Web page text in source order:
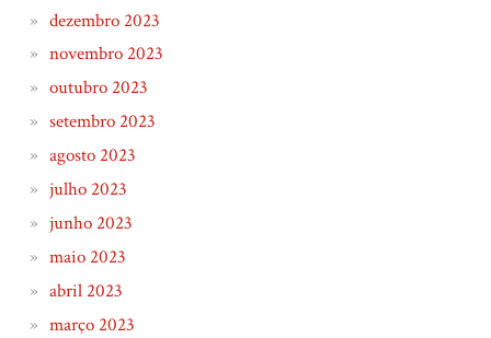
dezembro 2023
novembro 2023
outubro 2023
setembro 2023
agosto 2023
julho 2023
junho 2023
maio 2023
abril 2023
março 2023